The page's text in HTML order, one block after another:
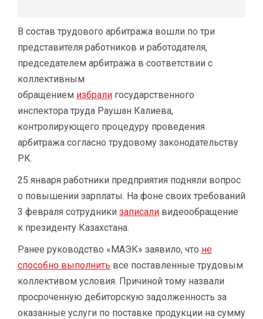
В состав трудового арбитража вошли по три
представителя работников и работодателя,
председателем арбитража в соответствии с
коллективным
обращением избрали государственного
инспектора труда Раушан Калиева,
контролирующего процедуру проведения
арбитража согласно трудовому законодательству
РК.
25 января работники предприятия подняли вопрос
о повышении зарплаты. На фоне своих требований
3 февраля сотрудники записали видеообращение
к президенту Казахстана.
Ранее руководство «МАЭК» заявило, что не
способно выполнить все поставленные трудовым
коллективом условия. Причиной тому назвали
просроченную дебиторскую задолженность за
оказанные услуги по поставке продукции на сумму